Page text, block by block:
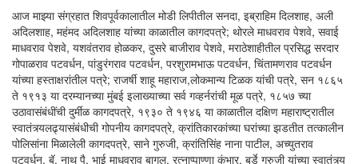
आज माझ्या संग्रहात शिवपूर्वकालातील मोडी लिपीतील सनदा, इब्राहिम दिलशाह, अली
अदिलशाह, महंमद अदिलशाह यांच्या काळातील कागदपत्रे; थोरले माधवराव पेशवे, सवाई
माधवराव पेशवे, यशवंतराव होळकर, दुसरे बाजीराव पेशवे, मराठेशाहीतील प्रसिद्ध सरदार
गोपाळराव पटवर्धन, पांडुरंगराव पटवर्धन, परशुरामभाऊ पटवर्धन, चिंतामणराव पटवर्धन
यांच्या हस्ताक्षरांतील पत्रे; राजर्षी शाहू महाराज,लोकमान्य टिळक यांची पत्रे, सन १८६५
ते १९१३ या दरम्यानच्या मुंबई इलाख्याच्या सर्व गव्हर्नरांची मूळ पत्रे, १८५७ च्या
उठावासंबंधींची दुर्मीळ कागदपत्रे, १९३० ते १९४६ या काळातील दक्षिण महाराष्ट्रातील
स्वातंत्र्यलढ्यासंबंधीची गोपनीय कागदपत्रे, क्रांतिकारकांच्या घरांच्या झडतीत तत्कालीन
पोलिसांना मिळालेली कागदपत्रे, साने गुरुजी, क्रांतिसिंह नाना पाटील, अच्युतराव
पटवर्धन, बॅ. नाथ पै, भाई माधवराव बागल, रत्नाप्पाण्णा कुंभार, बर्डे गुरुजी यांच्या स्वातंत्र्य